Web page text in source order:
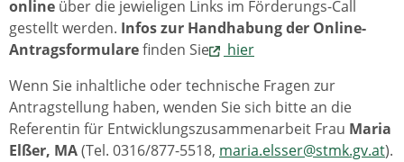
online über die jewieligen Links im Förderungs-Call
gestellt werden. Infos zur Handhabung der Online-
Antragsformularefinden Sie
hier
Wenn Sie inhaltliche oder technische Fragen zur
Antragstellung haben, wenden Sie sich bitte an die
Referentin für Entwicklungszusammenarbeit Frau Maria
Elßer, MA(Tel. 0316/877-5518, maria.elsser@stmk.gv.at).